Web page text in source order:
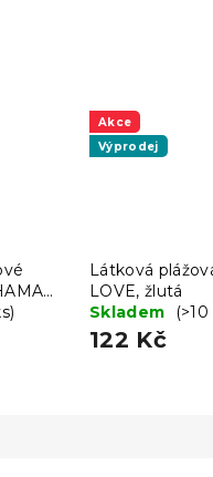
Akce
Výprodej
Látková
LOVE, žlutá
Skladem
(>10
122 Kč